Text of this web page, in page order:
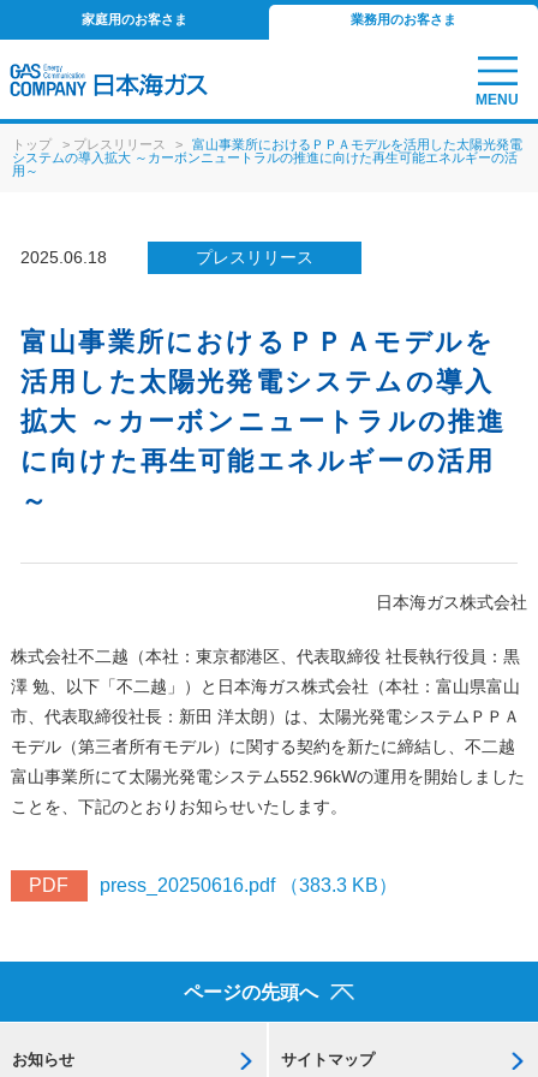
家庭用のお客さま 業務用のお客さま
MENU
トップ > プレスリリース >
富山事業所におけるＰＰＡモデルを活用した太陽光発電
システムの導入拡大 ～カーボンニュートラルの推進に向けた再生可能エネルギーの活
用～
2025.06.18 プレスリリース
富山事業所におけるＰＰＡモデルを
活用した太陽光発電システムの導入
拡大 ～カーボンニュートラルの推進
に向けた再生可能エネルギーの活用
～
日本海ガス株式会社
株式会社不二越（本社：東京都港区、代表取締役 社長執行役員：黒
澤 勉、以下「不二越」）と日本海ガス株式会社（本社：富山県富山
市、代表取締役社長：新田 洋太朗）は、太陽光発電システムＰＰＡ
モデル（第三者所有モデル）に関する契約を新たに締結し、不二越
富山事業所にて太陽光発電システム552.96kWの運用を開始しました
ことを、下記のとおりお知らせいたします。
PDF press_20250616.pdf （383.3 KB）
ページの先頭へ
お知らせ サイトマップ